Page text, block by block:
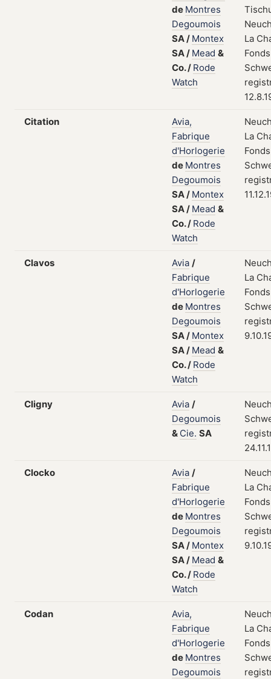
de Montres
Degoumois
SA/ Montex
SA/ Mead &
Co./ Rode
Watch
La
Citation
Avia,
Fabrique
d'Horlogerie
de Montres
Degoumois
SA/ Montex
SA/ Mead &
Co./ Rode
Watch
La
Clavos Avia /
Fabrique
d'Horlogerie
de Montres
Degoumois
SA/ Montex
SA/ Mead &
Co./ Rode
Watch
La
Cligny Avia /
Degoumois
& Cie. SA
Clocko Avia /
Fabrique
d'Horlogerie
de Montres
Degoumois
SA/ Montex
SA/ Mead &
Co./ Rode
Watch
La
Codan
Avia,
Fabrique
d'Horlogerie
de Montres
Degoumois
La